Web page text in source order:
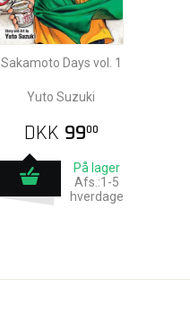
Sakamoto Days vol. 1
Yuto Suzuki
DKK 9900
På lager
Afs.:1-5
hverdage